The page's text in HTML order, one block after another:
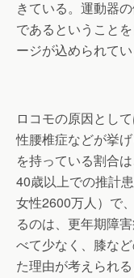
きている。運動器
であるということ
ージが込められてい
ロコモの原因とし
性腰椎症などが挙
を持っている割合
40歳以上での推計
女性2600万人）で
るのは、更年期障
べて少なく、膝な
た理由が考えられ